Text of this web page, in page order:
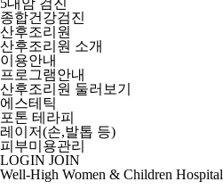
5대암 검진
종합건강검진
산후조리원
산후조리원 소개
이용안내
프로그램안내
산후조리원 둘러보기
에스테틱
포톤 테라피
레이저(손,발톱 등)
피부미용관리
LOGIN JOIN
Well-High Women & Children Hospital